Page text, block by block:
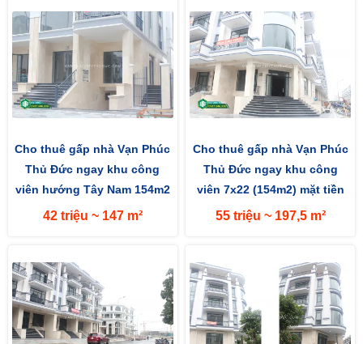
Cho thuê gấp nhà Vạn Phúc
Thủ Đức ngay khu công
viên hướng Tây Nam 154m2
(7x22m) mặt tiền đường 13m
42 triệu ~ 147 m²
Cho thuê gấp nhà Vạn Phúc
Thủ Đức ngay khu công
viên 7x22 (154m2) mặt tiền
đường 13m hướng Tây Nam
55 triệu ~ 197,5 m²